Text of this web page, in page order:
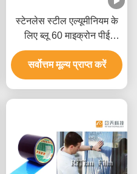
स्टेनलेस स्टील एल्यूमीनियम के
लिए ब्लू 60 माइक्रोन पीई
सुरक्षात्मक फिल्म
सर्वोत्तम मूल्य प्राप्त करें